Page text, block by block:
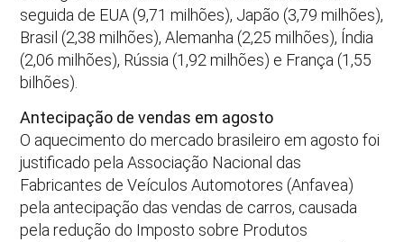
seguida de EUA (9,71 milhões), Japão (3,79 milhões),
Brasil (2,38 milhões), Alemanha (2,25 milhões), Índia
(2,06 milhões), Rússia (1,92 milhões) e França (1,55
bilhões).
Antecipação de vendas em agosto
O aquecimento do mercado brasileiro em agosto foi
justificado pela Associação Nacional das
Fabricantes de Veículos Automotores (Anfavea)
pela antecipação das vendas de carros, causada
pela redução do Imposto sobre Produtos